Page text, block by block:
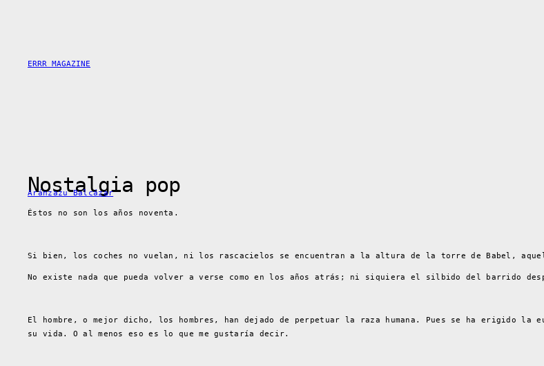
ERRR MAGAZINE
Nostalgia pop
Aránzazu Balcázar
Éstos no son los años noventa.
Si bien, los coches no vuelan, ni los rascacielos se encuentran a la altura de la torre de Babel,
No existe nada que pueda volver a verse como en los años atrás; ni siquiera el silbido del barrido
El hombre, o mejor dicho, los hombres, han dejado de perpetuar la raza humana. Pues se ha erigido la
su vida. O al menos eso es lo que me gustaría decir.